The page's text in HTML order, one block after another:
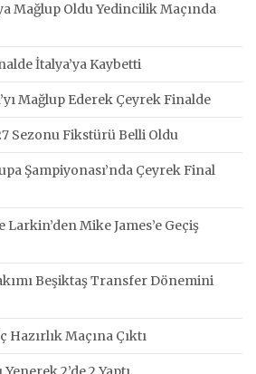
Mağlup Oldu Yedincilik Maçında
İtalya’ya Kaybetti
Mağlup Ederek Çeyrek Finalde
Sezonu Fikstürü Belli Oldu
Şampiyonası’nda Çeyrek Final
Larkin’den Mike James’e Geçiş
Beşiktaş Transfer Dönemini
Hazırlık Maçına Çıktı